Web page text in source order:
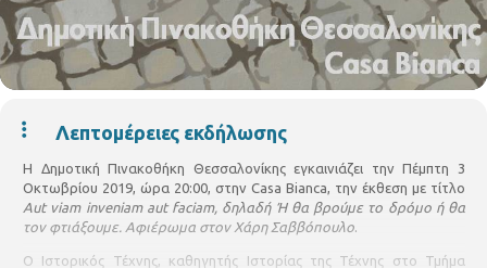
Λεπτομέρειες εκδήλωσης
Η Δημοτική Πινακοθήκη Θεσσαλονίκης εγκαινιάζει την Πέμπτη 3
Οκτωβρίου 2019, ώρα 20:00, στην Casa Bianca, την έκθεση με τίτλο
Aut viam inveniam aut faciam, δηλαδή Ή θα βρούμε το δρόμο ή θα
τον φτιάξουμε. Αφιέρωμα στον Χάρη Σαββόπουλο.
Ο Ιστορικός Τέχνης, καθηγητής Ιστορίας της Τέχνης στο Τμήμα